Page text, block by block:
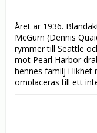
Året är 1936.
McGurn (Dennis
rymmer till Seattle
mot Pearl Harbor
hennes familj i likhet
omplaceras till ett